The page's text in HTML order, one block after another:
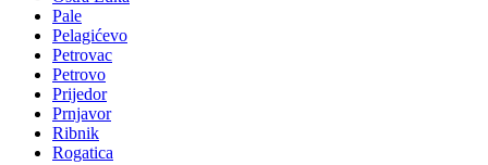
Pale
Pelagićevo
Petrovac
Petrovo
Prijedor
Prnjavor
Ribnik
Rogatica